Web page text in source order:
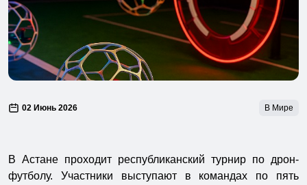
02 Июнь 2026 В Мире
В Астане проходит республиканский турнир по дрон-
футболу. Участники выступают в командах по пять